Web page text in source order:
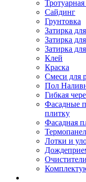
Сайдинг
Грунтовка
Затирка
Затирка
Затирка
Клей
Краска
Смеси для
Пол
Гибкая
Фасадные
плитку
Фасадная
Лотки и